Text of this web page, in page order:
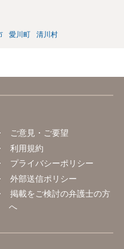
愛川町 清川村
ご意見・ご要望
利用規約
プライバシーポリシー
外部送信ポリシー
掲載をご検討の弁護士の方
へ